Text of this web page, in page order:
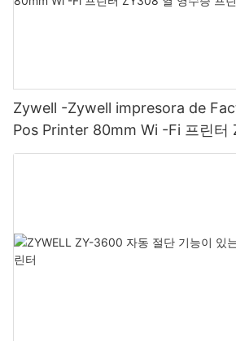
Zywell -Zywell impresora de
Pos Printer 80mm Wi -Fi 프린터
프린터 USB+Wi -Fi